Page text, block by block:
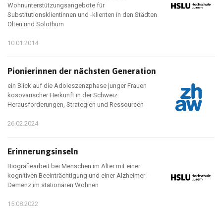
Wohnunterstützungsangebote für
Substitutionsklientinnen und -klienten in den Städten
Olten und Solothurn
10.01.2014
Pionierinnen der nächsten Generation
ein Blick auf die Adoleszenzphase junger Frauen
kosovarischer Herkunft in der Schweiz.
Herausforderungen, Strategien und Ressourcen
26.02.2024
Erinnerungsinseln
Biografiearbeit bei Menschen im Alter mit einer
kognitiven Beeinträchtigung und einer Alzheimer-
Demenz im stationären Wohnen
15.08.2022